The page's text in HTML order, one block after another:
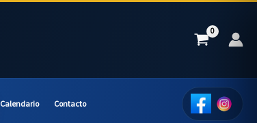
Calendario Contacto